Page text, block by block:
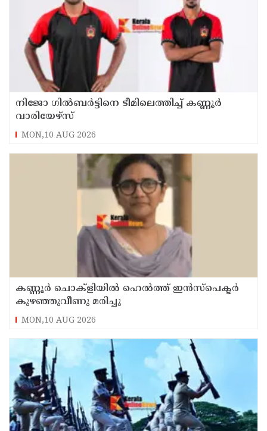
നിജോ ഗിൽബർട്ടിനെ ടീമിലെത്തിച്ച് കണ്ണൂർ
വാരിയേഴ്സ്
MON,10 AUG 2026
കണ്ണൂർ ചൊക്ളിയിൽ ഹെൽത്ത് ഇൻസ്പെക്ടർ
കുഴഞ്ഞുവീണു മരിച്ചു
MON,10 AUG 2026